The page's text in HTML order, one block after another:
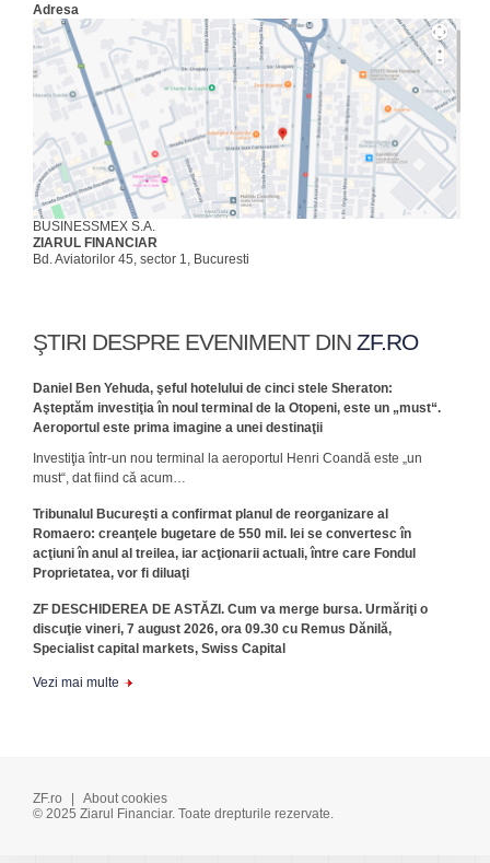
Adresa
BUSINESSMEX S.A.
ZIARUL FINANCIAR
Bd. Aviatorilor 45, sector 1, Bucuresti
ŞTIRI DESPRE EVENIMENT DIN ZF.RO
Daniel Ben Yehuda, şeful hotelului de cinci stele Sheraton:
Aşteptăm investiţia în noul terminal de la Otopeni, este un „must“.
Aeroportul este prima imagine a unei destinaţii
Investiţia într-un nou terminal la aeroportul Henri Coandă este „un
must“, dat fiind că acum…
Tribunalul Bucureşti a confirmat planul de reorganizare al
Romaero: creanţele bugetare de 550 mil. lei se convertesc în
acţiuni în anul al treilea, iar acţionarii actuali, între care Fondul
Proprietatea, vor fi diluaţi
ZF DESCHIDEREA DE ASTĂZI. Cum va merge bursa. Urmăriţi o
discuţie vineri, 7 august 2026, ora 09.30 cu Remus Dănilă,
Specialist capital markets, Swiss Capital
Vezi mai multe
ZF.ro
About cookies
© 2025 Ziarul Financiar. Toate drepturile rezervate.